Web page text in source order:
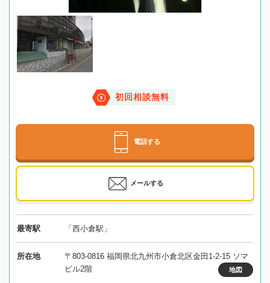
初回相談無料
電話する
メールする
最寄駅 「西小倉駅」
所在地
〒803-0816 福岡県北九州市小倉北区金田1-2-15 ソマ
ビル2階
地図